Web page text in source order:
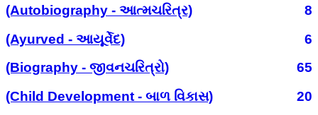
(Autobiography - આત્મચરિત્ર)
8
(Ayurved - આયૂર્વેદ)
6
(Biography - જીવનચરિત્રો)
65
(Child Development - બાળ વિકાસ)
20